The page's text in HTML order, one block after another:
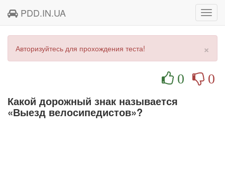
PDD.IN.UA
×
Авторизуйтесь для прохождения теста!
0 0
Какой дорожный знак называется
«Выезд велосипедистов»?